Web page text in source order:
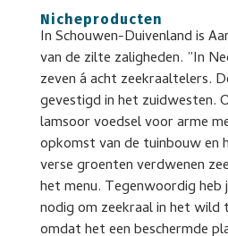
Nicheproducten
In Schouwen-Duivenland is
van de zilte zaligheden. ”In
zeven á acht zeekraaltelers.
gevestigd in het zuidwesten.
lamsoor voedsel voor arme
opkomst van de tuinbouw en
verse groenten verdwenen
het menu. Tegenwoordig heb
nodig om zeekraal in het wild
omdat het een beschermde